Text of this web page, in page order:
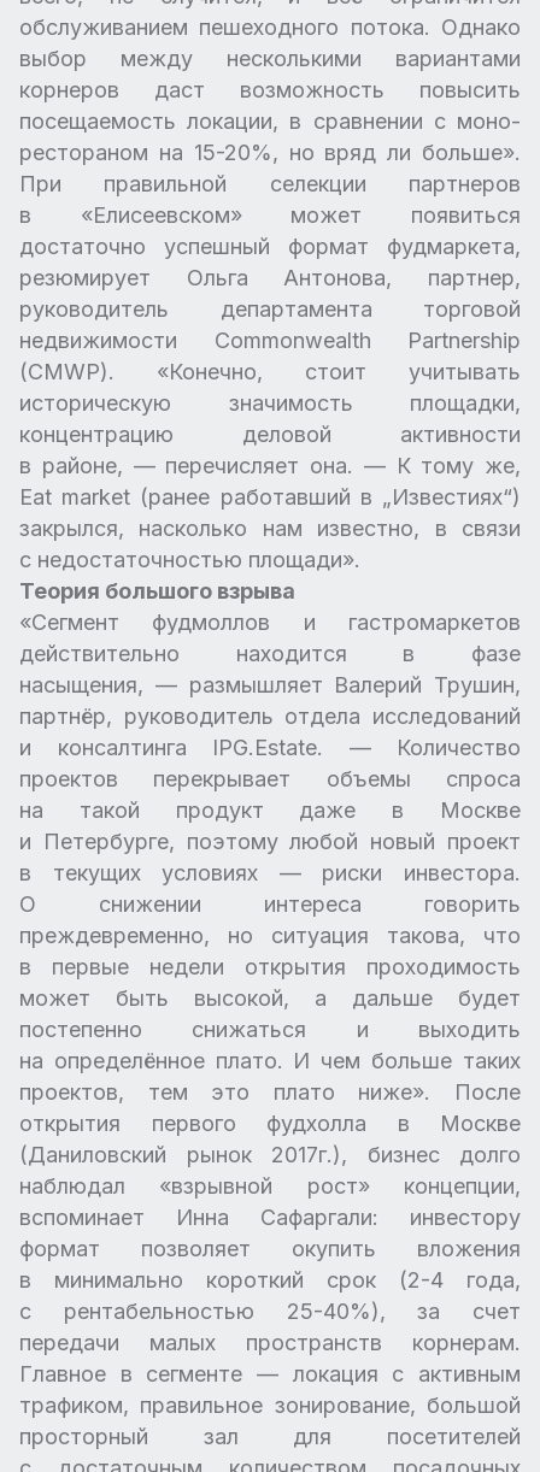
обслуживанием пешеходного потока. Однако
выбор между несколькими вариантами
корнеров даст возможность повысить
посещаемость локации, в сравнении с моно-
рестораном на 15-20%, но вряд ли больше».
При правильной селекции партнеров
в «Елисеевском» может появиться
достаточно успешный формат фудмаркета,
резюмирует Ольга Антонова, партнер,
руководитель департамента торговой
недвижимости Commonwealth Partnership
(CMWP). «Конечно, стоит учитывать
историческую значимость площадки,
концентрацию деловой активности
в районе, — перечисляет она. — К тому же,
Eat market (ранее работавший в „Известиях“)
закрылся, насколько нам известно, в связи
с недостаточностью площади».
Теория большого взрыва
«Сегмент фудмоллов и гастромаркетов
действительно находится в фазе
насыщения, — размышляет Валерий Трушин,
партнёр, руководитель отдела исследований
и консалтинга IPG.Estate. — Количество
проектов перекрывает объемы спроса
на такой продукт даже в Москве
и Петербурге, поэтому любой новый проект
в текущих условиях — риски инвестора.
О снижении интереса говорить
преждевременно, но ситуация такова, что
в первые недели открытия проходимость
может быть высокой, а дальше будет
постепенно снижаться и выходить
на определённое плато. И чем больше таких
проектов, тем это плато ниже». После
открытия первого фудхолла в Москве
(Даниловский рынок 2017г.), бизнес долго
наблюдал «взрывной рост» концепции,
вспоминает Инна Сафаргали: инвестору
формат позволяет окупить вложения
в минимально короткий срок (2-4 года,
с рентабельностью 25-40%), за счет
передачи малых пространств корнерам.
Главное в сегменте — локация с активным
трафиком, правильное зонирование, большой
просторный зал для посетителей